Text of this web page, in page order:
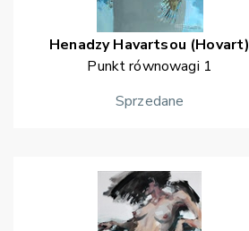
Henadzy Havartsou (Hovart)
Punkt równowagi 1
Sprzedane